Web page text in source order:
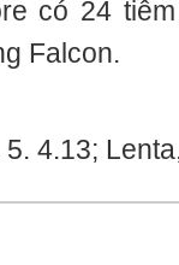
có 24
Falcon.
4.13;